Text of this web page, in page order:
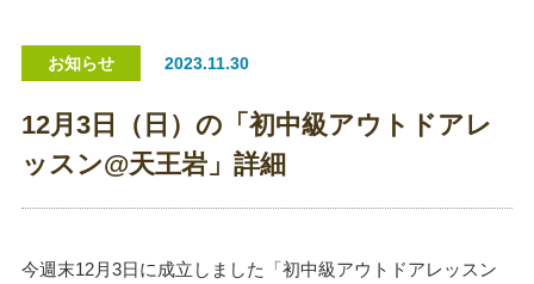
お知らせ 2023.11.30
12月3日（日）の「初中級アウトドアレ
ッスン@天王岩」詳細
今週末12月3日に成立しました「初中級アウトドアレッスン